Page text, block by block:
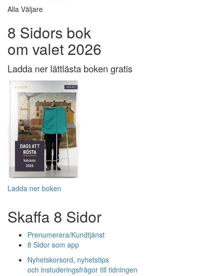
Alla Väljare
8 Sidors bok
om valet 2026
Ladda ner lättlästa boken gratis
Ladda ner boken
Skaffa 8 Sidor
Prenumerera/Kundtjänst
8 Sidor som app
Nyhetskorsord, nyhetstips
och instuderingsfrågor till tidningen